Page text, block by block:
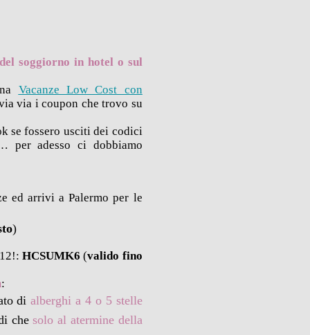
soggiorno in hotel o sul
Vacanze Low Cost con
via i coupon che trovo su
se fossero usciti dei codici
per adesso ci dobbiamo
ed arrivi a Palermo per le
)
HCSUMK6(valido fino
:
dialberghi a 4 o 5 stelle
chesolo al atermine della